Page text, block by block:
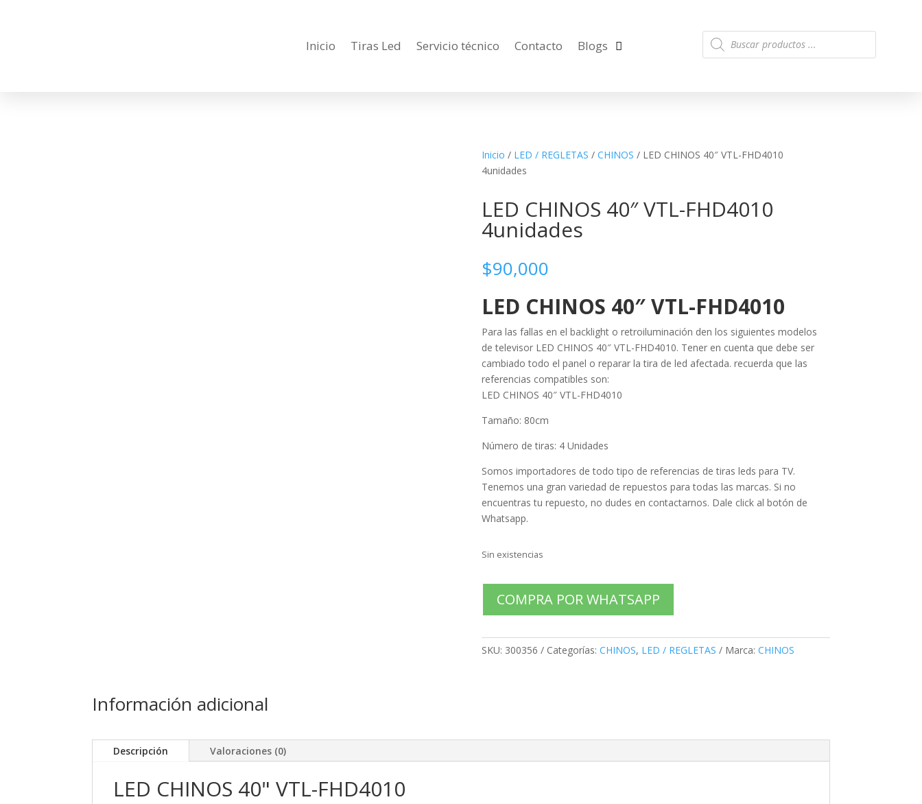
Inicio Tiras Led Servicio técnico Contacto Blogs
Búsqueda
de
productos
Inicio / LED / REGLETAS / CHINOS / LED CHINOS 40″ VTL-FHD4010
4unidades
LED CHINOS 40″ VTL-FHD4010
4unidades
$90,000
LED CHINOS 40″ VTL-FHD4010
Para las fallas en el backlight o retroiluminación den los siguientes modelos
de televisor LED CHINOS 40″ VTL-FHD4010. Tener en cuenta que debe ser
cambiado todo el panel o reparar la tira de led afectada. recuerda que las
referencias compatibles son:
LED CHINOS 40″ VTL-FHD4010
Tamaño: 80cm
Número de tiras: 4 Unidades
Somos importadores de todo tipo de referencias de tiras leds para TV.
Tenemos una gran variedad de repuestos para todas las marcas. Si no
encuentras tu repuesto, no dudes en contactarnos. Dale click al botón de
Whatsapp.
Sin existencias
COMPRA POR WHATSAPP
SKU: 300356 Categorías: CHINOS, LED / REGLETAS Marca: CHINOS
Información adicional
Descripción Valoraciones (0)
LED CHINOS 40" VTL-FHD4010